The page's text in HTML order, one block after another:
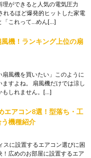
ができると人気の電気圧力
れるほど爆発的ヒットした家電
「これって…めん[…]
機！ランキング上位の扇
扇風機を買いたい」このように
すよね。 扇風機だけでは涼し
もしれません。[…]
エアコン8選！型落ち・工
機種紹介
スに設置するエアコン選びに困
広めのお部屋に設置するエア